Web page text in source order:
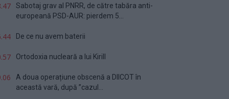
Sabotaj grav al PNRR, de către tabăra anti-
europeană PSD-AUR: pierdem 5...
De ce nu avem baterii
Ortodoxia nucleară a lui Kirill
A doua operațiune obscenă a DIICOT în
această vară, după ”cazul...